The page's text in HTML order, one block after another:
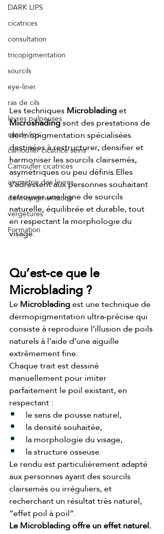
DARK LIPS
cicatrices
consultation
tricopigmentation
sourcils
eye-liner
ras de cils
lèvres pulpeuses
candy lips
camoufler cicatrice seins
Camoufler cicatrices
asymétrie des lèvres
dermopigmentation
vergetures
Formation
Les techniques Microblading et
Microshading sont des prestations de
dermopigmentation spécialisées
destinées à restructurer, densifier et
harmoniser les sourcils clairsemés,
asymétriques ou peu définis.Elles
s’adressent aux personnes souhaitant
retrouver une ligne de sourcils
naturelle, équilibrée et durable, tout
en respectant la morphologie du
visage.
Qu’est-ce que le
Microblading ?
Le Microblading est une technique de
dermopigmentation ultra-précise qui
consiste à reproduire l’illusion de poils
naturels à l’aide d’une aiguille
extrêmement fine.
Chaque trait est dessiné
manuellement pour imiter
parfaitement le poil existant, en
respectant :
le sens de pousse naturel,
la densité souhaitée,
la morphologie du visage,
la structure osseuse.
Le rendu est particulièrement adapté
aux personnes ayant des sourcils
clairsemés ou irréguliers, et
recherchant un résultat très naturel,
“effet poil à poil”.
Le Microblading offre un effet naturel.